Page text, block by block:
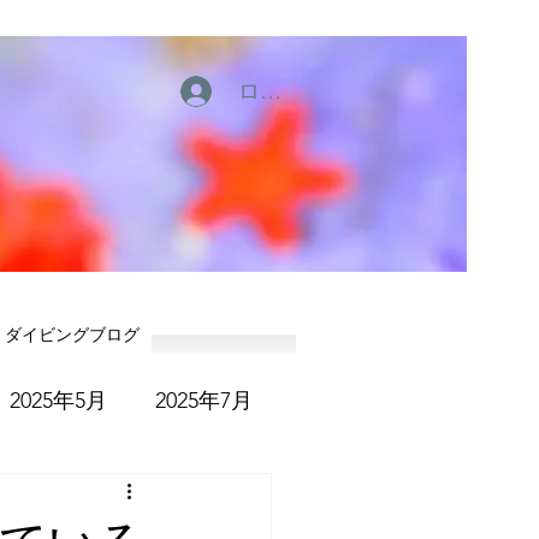
ログイン
ダイビングブログ
2025年5月 2025年7月
2026年2月